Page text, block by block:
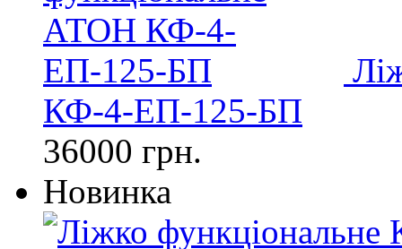
КФ-4-ЕП-125-БП
36000 грн.
Новинка